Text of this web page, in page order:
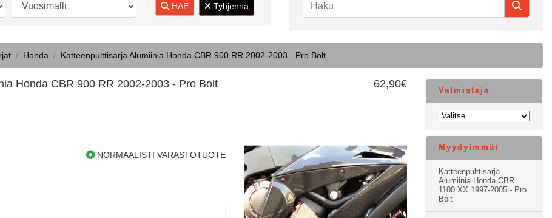
HAE Tyhjennä
Honda Katteenpulttisarja Alumiinia Honda CBR 900 RR 2002-2003 - Pro Bolt
Honda CBR 900 RR 2002-2003 - Pro Bolt 62,90€
NORMAALISTI VARASTOTUOTE
Valmistaja
Myydyimmät
Katteenpulttisarja
Alumiinia Honda CBR
1100 XX 1997-2005 - Pro
Bolt